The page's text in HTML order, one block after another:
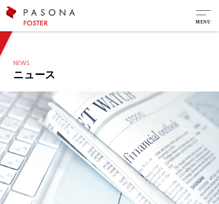
NEWS
ニュース